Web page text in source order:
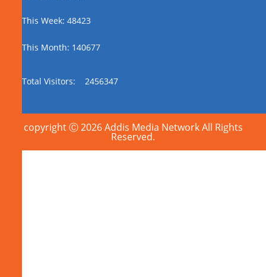
This Week: 48423
This Month: 140677
Total Visitors: 2456347
copyright Ⓒ 2026 Addis Media Network All Rights
Reserved.